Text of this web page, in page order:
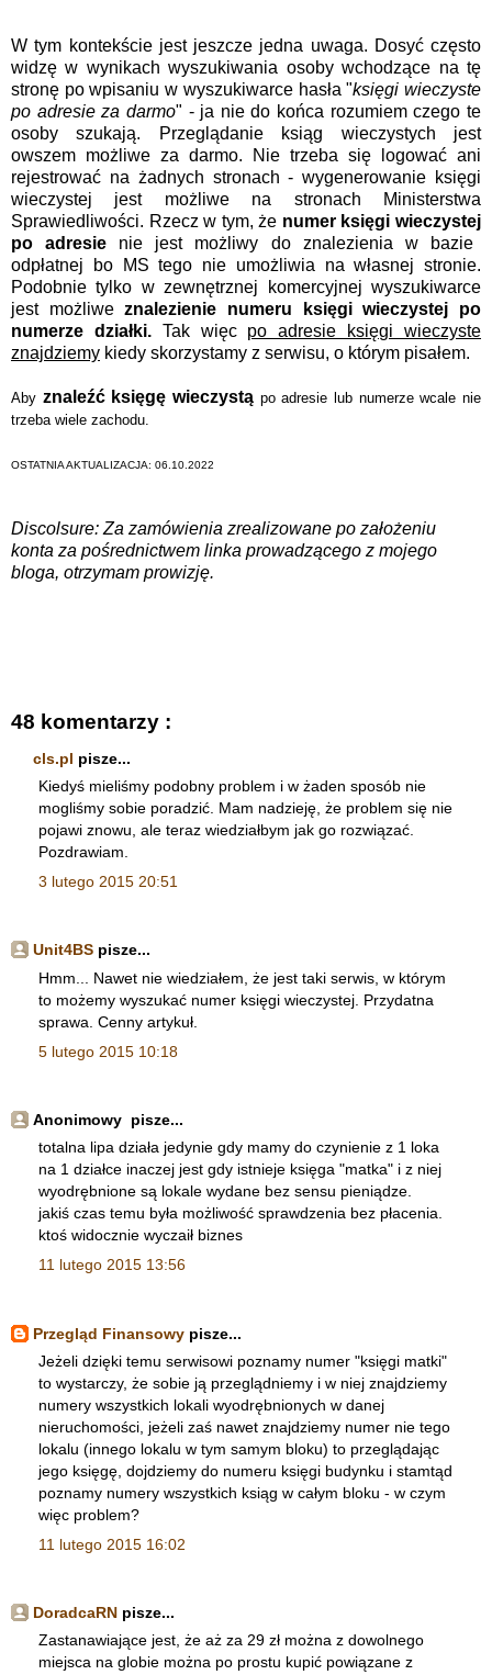
W tym kontekście jest jeszcze jedna uwaga. Dosyć często
widzę w wynikach wyszukiwania osoby wchodzące na tę
stronę po wpisaniu w wyszukiwarce hasła "księgi wieczyste
po adresie za darmo" - ja nie do końca rozumiem czego te
osoby szukają. Przeglądanie ksiąg wieczystych jest
owszem możliwe za darmo. Nie trzeba się logować ani
rejestrować na żadnych stronach - wygenerowanie księgi
wieczystej jest możliwe na stronach Ministerstwa
Sprawiedliwości. Rzecz w tym, że numer księgi wieczystej
po adresie nie jest możliwy do znalezienia w bazie
odpłatnej bo MS tego nie umożliwia na własnej stronie.
Podobnie tylko w zewnętrznej komercyjnej wyszukiwarce
jest możliweznalezienie numeru księgi wieczystej po
numerze działki.Tak więc po adresie księgi wieczyste
znajdziemy kiedy skorzystamy z serwisu, o którym pisałem.
Aby znaleźć księgę wieczystą po adresie lub numerze wcale nie
trzeba wiele zachodu.
OSTATNIA AKTUALIZACJA: 06.10.2022
Discolsure: Za zamówienia zrealizowane po założeniu
konta za pośrednictwem linka prowadzącego z mojego
bloga, otrzymam prowizję.
48 komentarzy :
cls.pl pisze...
Kiedyś mieliśmy podobny problem i w żaden sposób nie
mogliśmy sobie poradzić. Mam nadzieję, że problem się nie
pojawi znowu, ale teraz wiedziałbym jak go rozwiązać.
Pozdrawiam.
3 lutego 2015 20:51
Unit4BS pisze...
Hmm... Nawet nie wiedziałem, że jest taki serwis, w którym
to możemy wyszukać numer księgi wieczystej. Przydatna
sprawa. Cenny artykuł.
5 lutego 2015 10:18
Anonimowy pisze...
totalna lipa działa jedynie gdy mamy do czynienie z 1 loka
na 1 działce inaczej jest gdy istnieje księga "matka" i z niej
wyodrębnione są lokale wydane bez sensu pieniądze.
jakiś czas temu była możliwość sprawdzenia bez płacenia.
ktoś widocznie wyczaił biznes
11 lutego 2015 13:56
Przegląd Finansowy pisze...
Jeżeli dzięki temu serwisowi poznamy numer "księgi matki"
to wystarczy, że sobie ją przeglądniemy i w niej znajdziemy
numery wszystkich lokali wyodrębnionych w danej
nieruchomości, jeżeli zaś nawet znajdziemy numer nie tego
lokalu (innego lokalu w tym samym bloku) to przeglądając
jego księgę, dojdziemy do numeru księgi budynku i stamtąd
poznamy numery wszystkich ksiąg w całym bloku - w czym
więc problem?
11 lutego 2015 16:02
DoradcaRN pisze...
Zastanawiające jest, że aż za 29 zł można z dowolnego
miejsca na globie można po prostu kupić powiązane z